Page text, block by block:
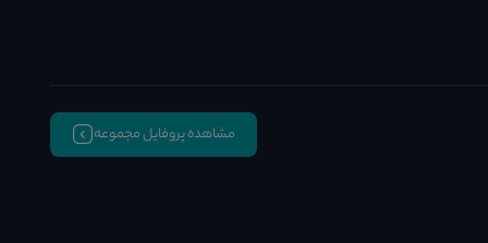
مشاهده پروفایل مجموعه